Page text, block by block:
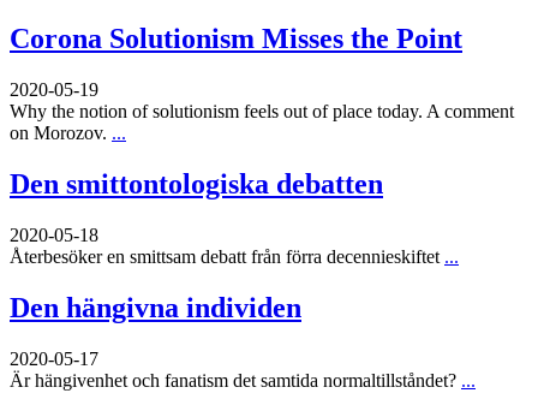
Corona Solutionism Misses the Point
2020-05-19
Why the notion of solutionism feels out of place today. A comment
on Morozov. ...
Den smittontologiska debatten
2020-05-18
Återbesöker en smittsam debatt från förra decennieskiftet ...
Den hängivna individen
2020-05-17
Är hängivenhet och fanatism det samtida normaltillståndet? ...